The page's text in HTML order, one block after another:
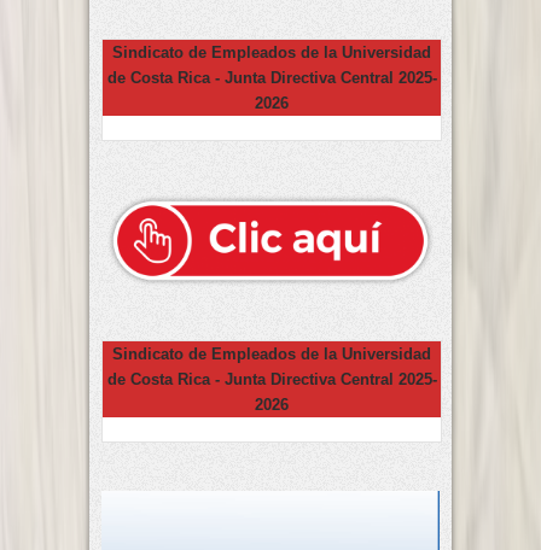
Sindicato de Empleados de la Universidad
de Costa Rica - Junta Directiva Central 2025-
2026
Sindicato de Empleados de la Universidad
de Costa Rica - Junta Directiva Central 2025-
2026